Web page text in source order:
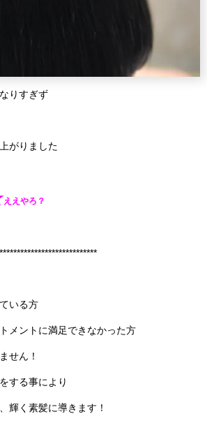
りすぎず
がりました
ええやろ？
いる方
メントに満足できなかった方
せん！
する事により
輝く素髪に導きます！